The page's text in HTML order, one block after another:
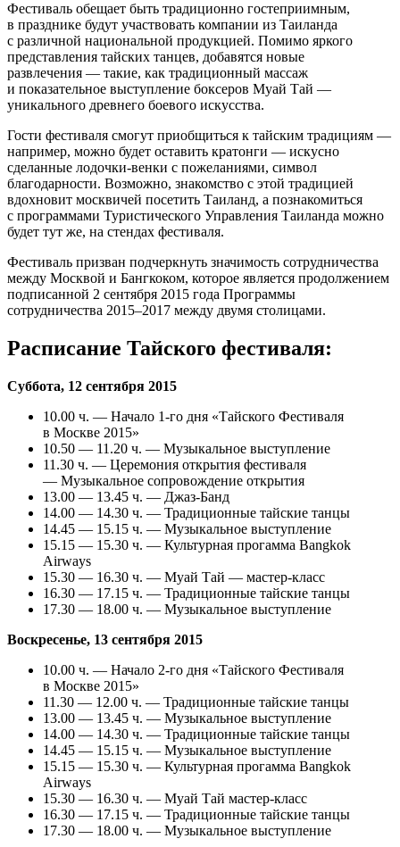
Фестиваль обещает быть традиционно гостеприимным,
в празднике будут участвовать компании из Таиланда
с различной национальной продукцией. Помимо яркого
представления тайских танцев, добавятся новые
развлечения — такие, как традиционный массаж
и показательное выступление боксеров Муай Тай —
уникального древнего боевого искусства.
Гости фестиваля смогут приобщиться к тайским традициям —
например, можно будет оставить кратонги — искусно
сделанные лодочки-венки с пожеланиями, символ
благодарности. Возможно, знакомство с этой традицией
вдохновит москвичей посетить Таиланд, а познакомиться
с программами Туристического Управления Таиланда можно
будет тут же, на стендах фестиваля.
Фестиваль призван подчеркнуть значимость сотрудничества
между Москвой и Бангкоком, которое является продолжением
подписанной 2 сентября 2015 года Программы
сотрудничества 2015–2017 между двумя столицами.
Расписание Тайского фестиваля:
Суббота, 12 сентября 2015
10.00 ч. — Начало 1-го дня «Тайского Фестиваля
в Москве 2015»
10.50 — 11.20 ч. — Музыкальное выступление
11.30 ч. — Церемония открытия фестиваля
— Музыкальное сопровождение открытия
13.00 — 13.45 ч. — Джаз-Банд
14.00 — 14.30 ч. — Традиционные тайские танцы
14.45 — 15.15 ч. — Музыкальное выступление
15.15 — 15.30 ч. — Культурная прогамма Bangkok
Airways
15.30 — 16.30 ч. — Муай Тай — мастер-класс
16.30 — 17.15 ч. — Традиционные тайские танцы
17.30 — 18.00 ч. — Музыкальное выступление
Воскресенье, 13 сентября 2015
10.00 ч. — Начало 2-го дня «Тайского Фестиваля
в Москве 2015»
11.30 — 12.00 ч. — Традиционные тайские танцы
13.00 — 13.45 ч. — Музыкальное выступление
14.00 — 14.30 ч. — Традиционные тайские танцы
14.45 — 15.15 ч. — Музыкальное выступление
15.15 — 15.30 ч. — Культурная прогамма Bangkok
Airways
15.30 — 16.30 ч. — Муай Тай мастер-класс
16.30 — 17.15 ч. — Традиционные тайские танцы
17.30 — 18.00 ч. — Музыкальное выступление